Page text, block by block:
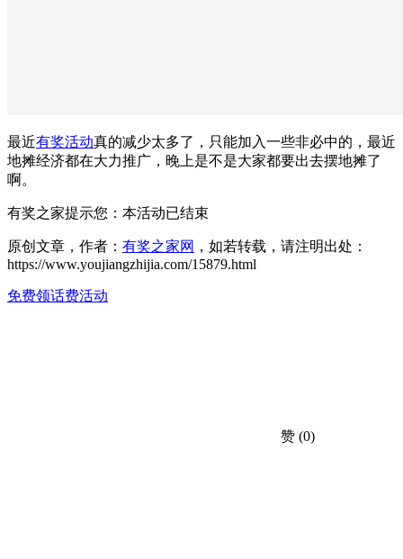
最近有奖活动真的减少太多了，只能加入一些非必中的，最近
地摊经济都在大力推广，晚上是不是大家都要出去摆地摊了
啊。
有奖之家提示您： 本活动已结束
原创文章，作者： 有奖之家网 ，如若转载，请注明出处：
https://www.youjiangzhijia.com/15879.html
免费领话费活动
赞 (0)